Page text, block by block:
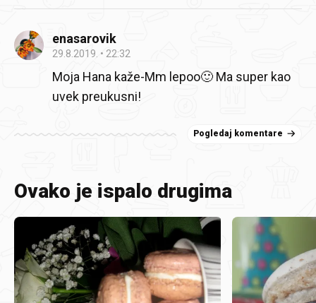
enasarovik
29.8.2019. 22:32
Moja Hana kaže-Mm lepoo🙂 Ma super kao
uvek preukusni!
Pogledaj komentare
Ovako je ispalo drugima